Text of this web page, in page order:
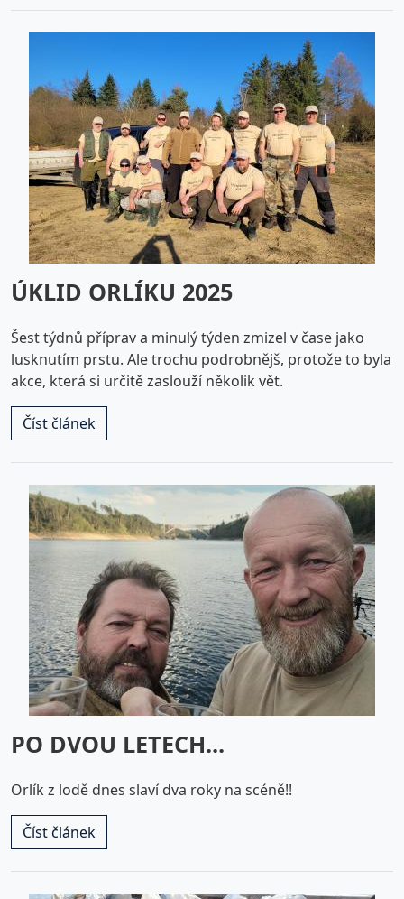
ÚKLID ORLÍKU 2025
Šest týdnů příprav a minulý týden zmizel v čase jako
lusknutím prstu. Ale trochu podrobnějš, protože to byla
akce, která si určitě zaslouží několik vět.
Číst článek
PO DVOU LETECH...
Orlík z lodě dnes slaví dva roky na scéně!!
Číst článek